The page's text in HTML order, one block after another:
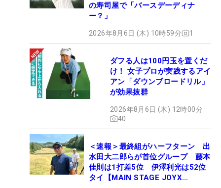
の寿司屋で「バースデーディナ
ー？」
2026年8月6日 (木) 10時59分 1
ダフる人は100円玉を置くだ
け！ 女子プロが実践するアイ
アン「ダウンブロードリル」
が効果抜群
2026年8月6日 (木) 12時00分
40
＜速報＞最終組がハーフターン 出
水田大二郎らが首位グループ 藤本
佳則は1打差5位 伊澤利光は52位
タイ【MAIN STAGE JOYX